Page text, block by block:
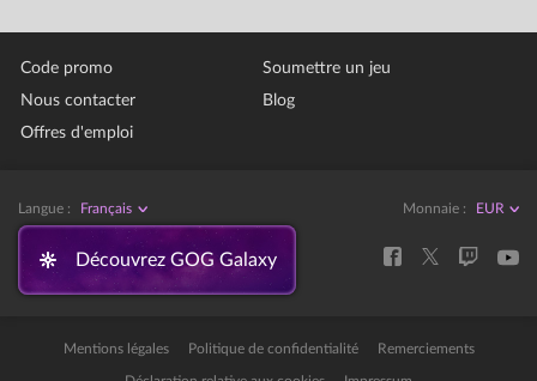
Code promo
Nous contacter
Offres d'emploi
Soumettre un jeu
Blog
Langue : Français Monnaie :
Découvrez GOG Galaxy
Mentions légales Politique de confidentialité Remerciements